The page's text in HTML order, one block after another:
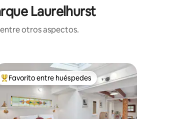
Laurelhurst
otros aspectos.
Favorito entre los huéspedes más destacados
Favorito entre huéspedes